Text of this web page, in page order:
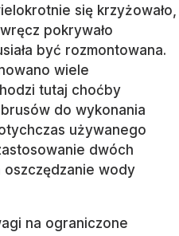
się krzyżowało,
pokrywało
być rozmontowana.
wiele
tutaj choćby
do wykonania
używanego
dwóch
wody
na ograniczone